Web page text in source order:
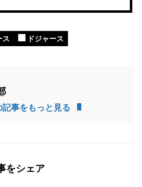
ス ドジャース
事をもっと見る
をシェア